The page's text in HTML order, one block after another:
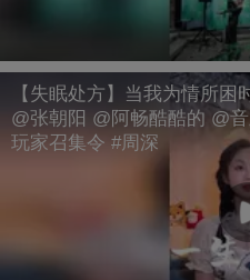
【失眠处方】当我为情所困
@张朝阳 @阿畅酷酷的 @
玩家召集令 #周深